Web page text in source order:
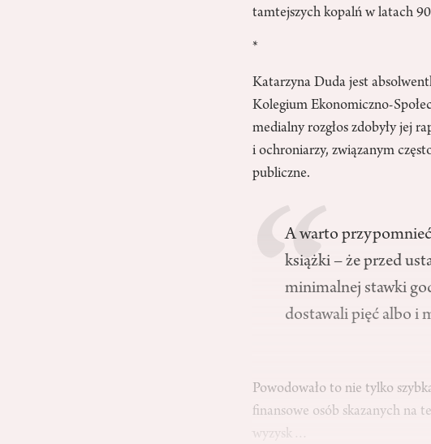
tamtejszych kopalń w latach
*
Katarzyna Duda jest
Kolegium Ekonomiczno-
medialny rozgłos zdobyły jej
i ochroniarzy, związanym
publiczne.
A warto
książki – że przed
minimalnej stawki
dostawali pięć albo i
Powodowało to nie tylko
finansowe osób skazanych na
wyzysk…